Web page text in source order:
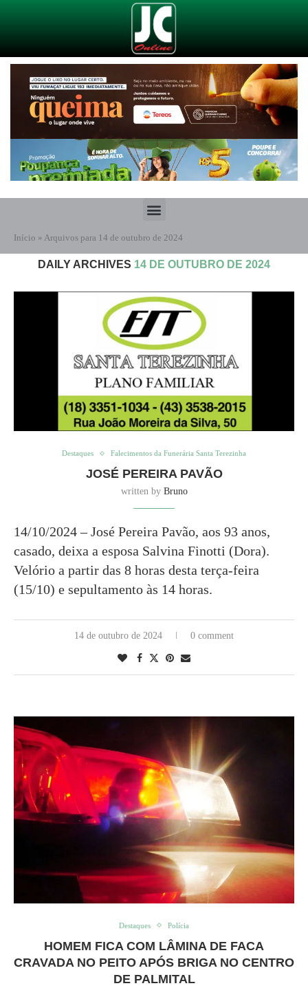
Início » Arquivos para 14 de outubro de 2024
DAILY ARCHIVES 14 DE OUTUBRO DE 2024
Destaques Falecimentos da Funerária Santa Terezinha
JOSÉ PEREIRA PAVÃO
written by Bruno
14/10/2024 – José Pereira Pavão, aos 93 anos,
casado, deixa a esposa Salvina Finotti (Dora).
Velório a partir das 8 horas desta terça-feira
(15/10) e sepultamento às 14 horas.
14 de outubro de 2024 0 comment
Destaques Polícia
HOMEM FICA COM LÂMINA DE FACA
CRAVADA NO PEITO APÓS BRIGA NO CENTRO
DE PALMITAL